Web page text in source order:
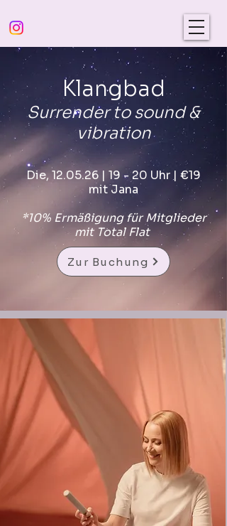
Klangbad
Surrender to sound &
vibration
Die, 12.05.26 | 19 - 20 Uhr | €19
mit Jana
*10% Ermäßigung für Mitglieder
mit Total Flat
Zur Buchung